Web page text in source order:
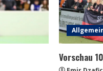
Vorschau